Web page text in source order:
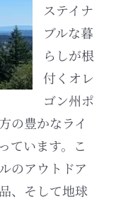
ステイナ
ブルな暮
らしが根
付くオレ
ゴン州ポ
の豊かなライ
います。 こ
のアウトドア
、そして地球